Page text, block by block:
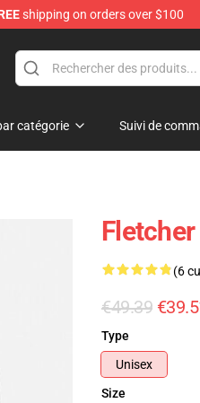
shipping on orders over $100
catégorie Suivi de
(6
€49.39
Type
Unisex
Size